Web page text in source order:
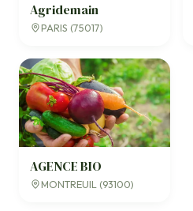
Agridemain
PARIS (75017)
AGENCE BIO
MONTREUIL (93100)